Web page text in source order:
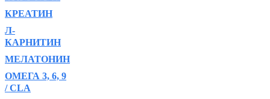
КРЕАТИН
Л-
КАРНИТИН
МЕЛАТОНИН
ОМЕГА 3, 6, 9
/ CLA